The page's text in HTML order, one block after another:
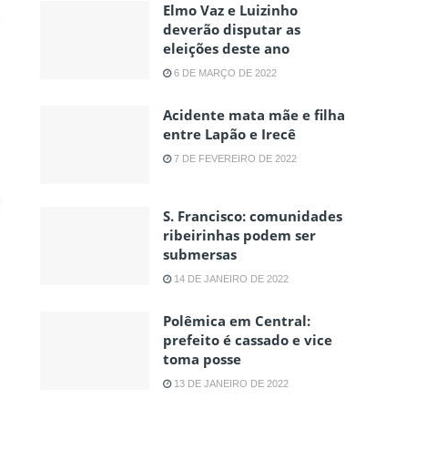
Elmo Vaz e Luizinho
deverão disputar as
eleições deste ano
6 DE MARÇO DE 2022
Acidente mata mãe e filha
entre Lapão e Irecê
7 DE FEVEREIRO DE 2022
S. Francisco: comunidades
ribeirinhas podem ser
submersas
14 DE JANEIRO DE 2022
Polêmica em Central:
prefeito é cassado e vice
toma posse
13 DE JANEIRO DE 2022